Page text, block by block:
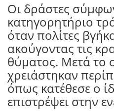
Οι δράστες
κατηγορητήριο
όταν πολίτες
ακούγοντας τις
θύματος. Μετά το
χρειάστηκαν
όπως κατέθεσε ο
επιστρέψει στην